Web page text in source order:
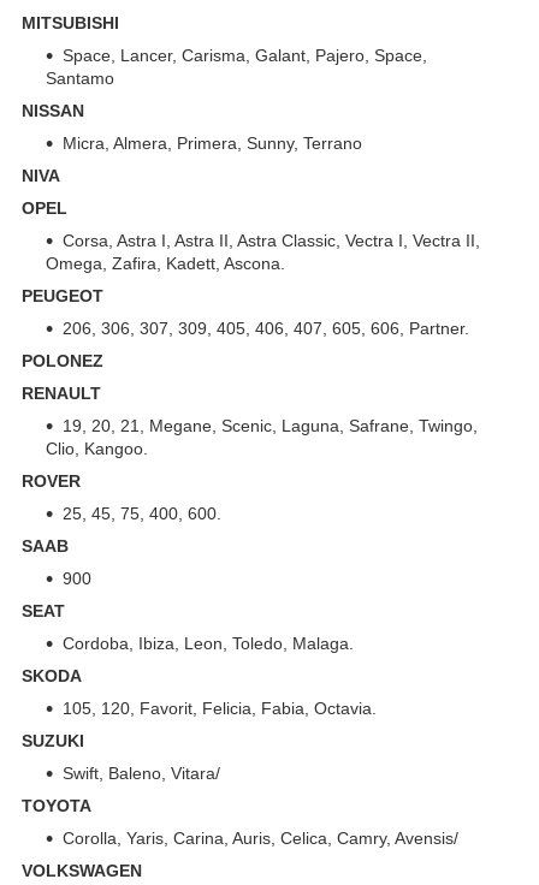
MITSUBISHI
Space, Lancer, Carisma, Galant, Pajero, Space,
Santamo
NISSAN
Micra, Almera, Primera, Sunny, Terrano
NIVA
OPEL
Corsa, Astra I, Astra II, Astra Classic, Vectra I, Vectra II,
Omega, Zafira, Kadett, Ascona.
PEUGEOT
206, 306, 307, 309, 405, 406, 407, 605, 606, Partner.
POLONEZ
RENAULT
19, 20, 21, Megane, Scenic, Laguna, Safrane, Twingo,
Clio, Kangoo.
ROVER
25, 45, 75, 400, 600.
SAAB
900
SEAT
Cordoba, Ibiza, Leon, Toledo, Malaga.
SKODA
105, 120, Favorit, Felicia, Fabia, Octavia.
SUZUKI
Swift, Baleno, Vitara/
TOYOTA
Corolla, Yaris, Carina, Auris, Celica, Camry, Avensis/
VOLKSWAGEN